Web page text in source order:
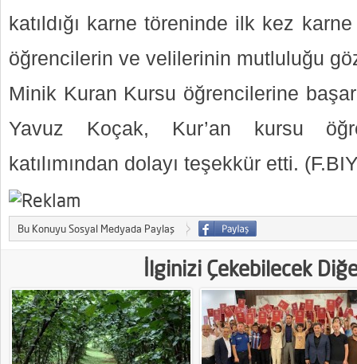
katıldığı karne töreninde ilk kez
öğrencilerin ve velilerinin mutluluğu
Minik Kuran Kursu öğrencilerine
Yavuz Koçak, Kur’an kursu
katılımından dolayı teşekkür etti.
Bu Konuyu Sosyal Medyada Paylaş
İlginizi Çekebilecek